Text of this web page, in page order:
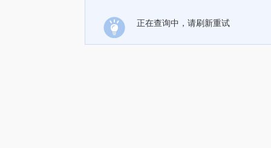
正在查询中，请刷新重试